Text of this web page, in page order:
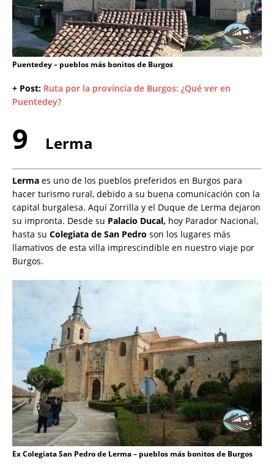
Puentedey – pueblos más bonitos de Burgos
+ Post: Ruta por la provincia de Burgos: ¿Qué ver en
Puentedey?
9 Lerma
Lerma es uno de los pueblos preferidos en Burgos para
hacer turismo rural, debido a su buena comunicación con la
capital burgalesa. Aquí Zorrilla y el Duque de Lerma dejaron
su impronta. Desde su Palacio Ducal, hoy Parador Nacional,
hasta su Colegiata de San Pedro son los lugares más
llamativos de esta villa imprescindible en nuestro viaje por
Burgos.
Ex Colegiata San Pedro de Lerma – pueblos más bonitos de Burgos